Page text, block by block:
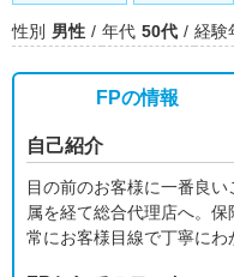
性別 男性 年代 50代 経験
FPの情報
自己紹介
目の前のお客様に一番良
属を経て総合代理店へ。保
常にお客様目線で丁寧にわ